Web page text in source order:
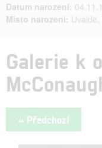
Datum narození:
Místo narození:
Galerie k
« Předchozí